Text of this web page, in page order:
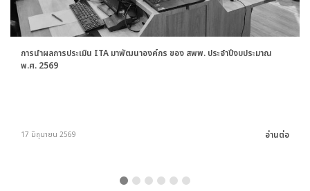
การนำผลการประเมิน ITA มาพัฒนาองค์กร ของ สพพ. ประจำปีงบประมาณ
พ.ศ. 2569
17 มิถุนายน 2569 อ่านต่อ